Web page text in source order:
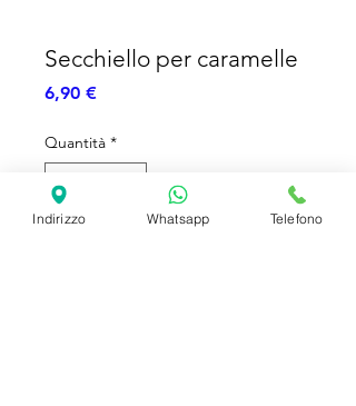
Secchiello per caramelle
6,90 €Prezzo
Quantità *
Indirizzo Whatsapp Telefono